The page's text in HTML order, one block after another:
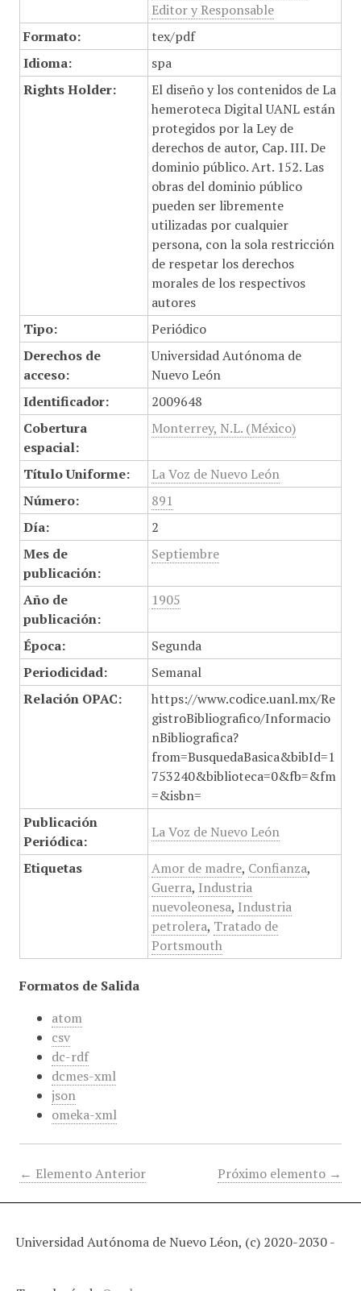
Editor y Responsable
Formato:
tex/pdf
Idioma:
spa
Rights Holder:
El diseño y los contenidos de La
hemeroteca Digital UANL están
protegidos por la Ley de
derechos de autor, Cap. III. De
dominio público. Art. 152. Las
obras del dominio público
pueden ser libremente
utilizadas por cualquier
persona, con la sola restricción
de respetar los derechos
morales de los respectivos
autores
Tipo:
Periódico
Derechos de
acceso:
Universidad Autónoma de
Nuevo León
Identificador:
2009648
Cobertura
espacial:
Monterrey, N.L. (México)
Título Uniforme:
La Voz de Nuevo León
Número:
891
Día:
2
Mes de
publicación:
Septiembre
Año de
publicación:
1905
Época:
Segunda
Periodicidad:
Semanal
Relación OPAC:
https://www.codice.uanl.mx/Re
gistroBibliografico/Informacio
nBibliografica?
from=BusquedaBasica&bibId=1
753240&biblioteca=0&fb=&fm
=&isbn=
Publicación
Periódica:
La Voz de Nuevo León
Etiquetas Amor de madre, Confianza,
Guerra, Industria
nuevoleonesa, Industria
petrolera, Tratado de
Portsmouth
Formatos de Salida
atom
csv
dc-rdf
dcmes-xml
json
omeka-xml
← Elemento Anterior Próximo elemento →
Universidad Autónoma de Nuevo Léon, (c) 2020-2030 -